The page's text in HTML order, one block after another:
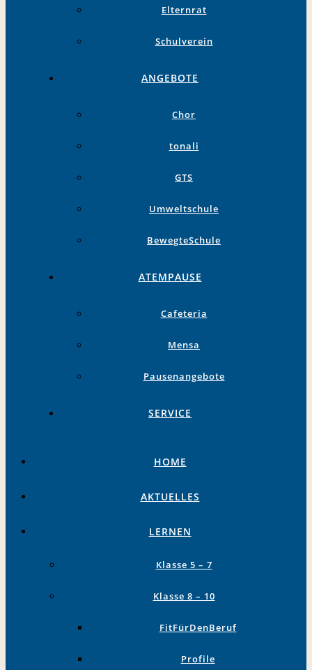
Elternrat
Schulverein
ANGEBOTE
Chor
tonali
GTS
Umweltschule
BewegteSchule
ATEMPAUSE
Cafeteria
Mensa
Pausenangebote
SERVICE
HOME
AKTUELLES
LERNEN
Klasse 5 – 7
Klasse 8 – 10
FitFürDenBeruf
Profile